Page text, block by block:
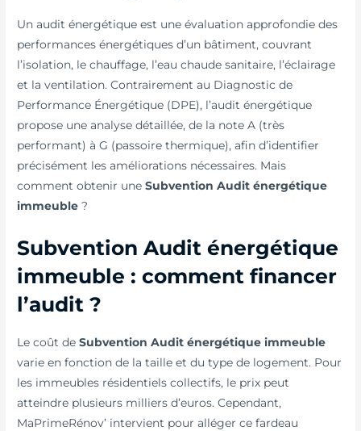
Un audit énergétique est une évaluation approfondie des
performances énergétiques d’un bâtiment, couvrant
l’isolation, le chauffage, l’eau chaude sanitaire, l’éclairage
et la ventilation. Contrairement au Diagnostic de
Performance Énergétique (DPE), l’audit énergétique
propose une analyse détaillée, de la note A (très
performant) à G (passoire thermique), afin d’identifier
précisément les améliorations nécessaires. Mais
comment obtenir uneSubvention Audit énergétique
immeuble ?
Subvention Audit énergétique
immeuble : comment financer
l’audit ?
Le coût deSubvention Audit énergétique immeuble
varie en fonction de la taille et du type de logement. Pour
les immeubles résidentiels collectifs, le prix peut
atteindre plusieurs milliers d’euros. Cependant,
MaPrimeRénov’ intervient pour alléger ce fardeau